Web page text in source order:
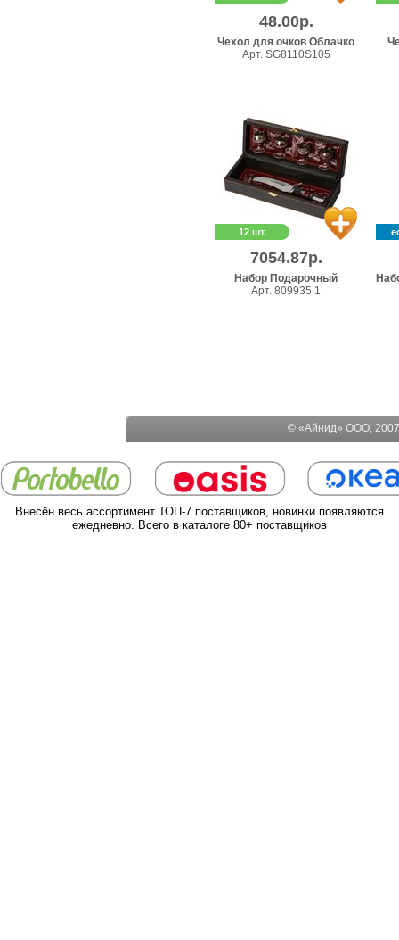
48.00р.
Чехол для очков Облачко
Арт. SG8110S105
12 шт.
7054.87р.
Набор Подарочный
Арт. 809935.1
© «Айнид» ООО,
Внесён весь ассортимент ТОП-7 поставщиков, новинки появляются
ежедневно. Всего в каталоге 80+ поставщиков